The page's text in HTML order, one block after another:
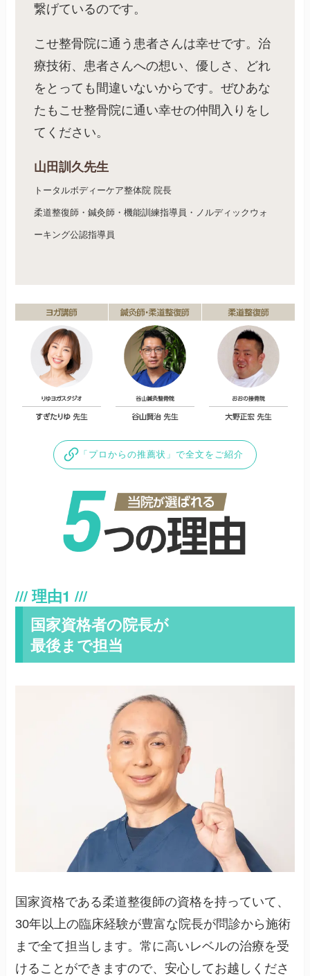
繋げているのです。
こせ整骨院に通う患者さんは幸せです。治
療技術、患者さんへの想い、優しさ、どれ
をとっても間違いないからです。ぜひあな
たもこせ整骨院に通い幸せの仲間入りをし
てください。
山田訓久先生
トータルボディーケア整体院 院長
柔道整復師・鍼灸師・機能訓練指導員・ノルディックウォ
ーキング公認指導員
「プロからの推薦状」で全文をご紹介
国家資格者の院長が
最後まで担当
国家資格である柔道整復師の資格を持っていて、
30年以上の臨床経験が豊富な院長が問診から施術
まで全て担当します。常に高いレベルの治療を受
けることができますので、安心してお越しくださ